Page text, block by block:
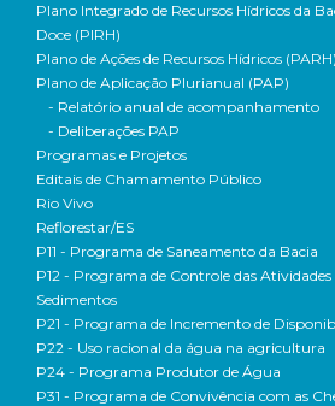
Plano Integrado de Recursos Hídricos da
Doce (PIRH)
Plano de Ações de Recursos Hídricos (PARH)
Plano de Aplicação Plurianual (PAP)
- Relatório anual de acompanhamento
- Deliberações PAP
Programas e Projetos
Editais de Chamamento Público
Rio Vivo
Reflorestar/ES
P11 - Programa de Saneamento da Bacia
P12 - Programa de Controle das Atividades
Sedimentos
P21 - Programa de Incremento de
P22 - Uso racional da água na agricultura
P24 - Programa Produtor de Água
P31 - Programa de Convivência com as